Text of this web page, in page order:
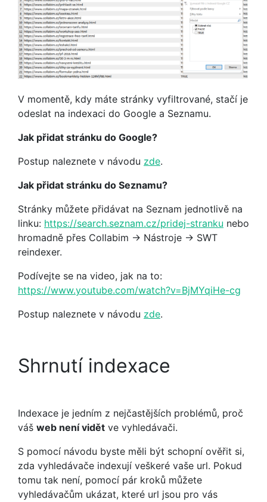
V momentě, kdy máte stránky vyfiltrované, stačí je
odeslat na indexaci do Google a Seznamu.
Jak přidat stránku do Google?
Postup naleznete v návodu zde.
Jak přidat stránku do Seznamu?
Stránky můžete přidávat na Seznam jednotlivě na
linku: https://search.seznam.cz/pridej-stranku nebo
hromadně přes Collabim -> Nástroje -> SWT
reindexer.
Podívejte se na video, jak na to:
https://www.youtube.com/watch?v=BjMYqiHe-cg
Postup naleznete v návodu zde.
Shrnutí indexace
Indexace je jedním z nejčastějších problémů, proč
váš web není vidět ve vyhledávači.
S pomocí návodu byste měli být schopní ověřit si,
zda vyhledávače indexují veškeré vaše url. Pokud
tomu tak není, pomocí pár kroků můžete
vyhledávačům ukázat, které url jsou pro vás